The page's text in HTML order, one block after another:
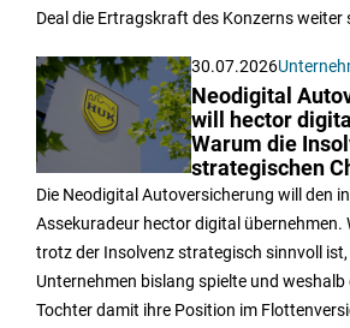
Deal die Ertragskraft des Konzerns weiter
30.07.2026
Neodigital
will hector
Warum die
strategischen
Die Neodigital Autoversicherung will den
Assekuradeur hector digital übernehmen.
trotz der Insolvenz strategisch sinnvoll ist,
Unternehmen bislang spielte und weshalb
Tochter damit ihre Position im